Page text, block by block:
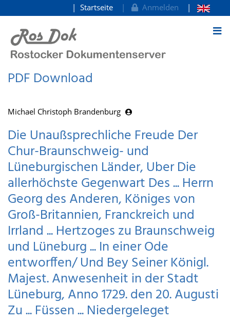
zum Inhalt
Startseite Anmelden
PDF Download
Michael Christoph Brandenburg
Die Unaußsprechliche Freude Der
Chur-Braunschweig- und
Lüneburgischen Länder, Uber Die
allerhöchste Gegenwart Des ... Herrn
Georg des Anderen, Königes von
Groß-Britannien, Franckreich und
Irrland ... Hertzoges zu Braunschweig
und Lüneburg ... In einer Ode
entworffen/ Und Bey Seiner Königl.
Majest. Anwesenheit in der Stadt
Lüneburg, Anno 1729. den 20. Augusti
Zu ... Füssen ... Niedergeleget